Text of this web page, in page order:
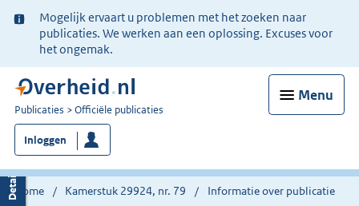
Ter
informatie:
Mogelijk ervaart u problemen met het zoeken naar
publicaties. We werken aan een oplossing. Excuses voor
het ongemak.
Menu
U
bent
nu
hier:
Publicaties Officiële publicaties
Inloggen
Home Kamerstuk 29924, nr. 79 Informatie over publicatie